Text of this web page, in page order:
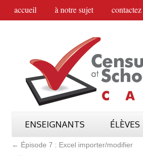
accueil à notre sujet contactez
ENSEIGNANTS ÉLÈVES
← Épisode 7 : Excel importer/modifier